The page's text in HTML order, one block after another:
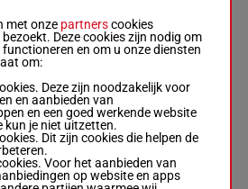
kg
H/253.5
kg
8
met onze partnerscookies
Deze cookies zijn nodig om
en om u onze diensten
om:
Deze zijn noodzakelijk voor
en aanbieden van
en een goed werkende website
kun je niet uitzetten.
Dit zijn cookies die helpen de
Voor het aanbieden van
op website en apps